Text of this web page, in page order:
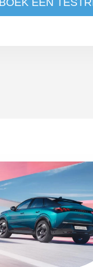
BOEK EEN